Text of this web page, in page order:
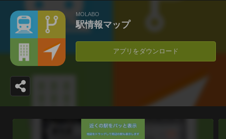
MOLABO
駅情報マップ
アプリをダウンロード